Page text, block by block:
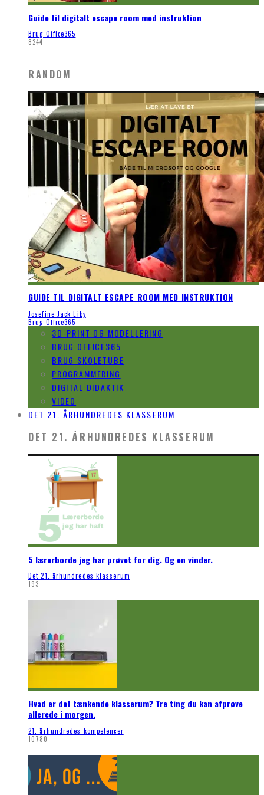
Guide til digitalt escape room med instruktion
Brug Office365
8244
RANDOM
GUIDE TIL DIGITALT ESCAPE ROOM MED INSTRUKTION
Josefine Jack Eiby
Brug Office365
3D-PRINT OG MODELLERING
BRUG OFFICE365
BRUG SKOLETUBE
PROGRAMMERING
DIGITAL DIDAKTIK
VIDEO
DET 21. ÅRHUNDREDES KLASSERUM
DET 21. ÅRHUNDREDES KLASSERUM
5 lærerborde jeg har prøvet for dig. Og en vinder.
Det 21. århundredes klasserum
193
Hvad er det tænkende klasserum? Tre ting du kan afprøve
allerede i morgen.
21. århundredes kompetencer
10780